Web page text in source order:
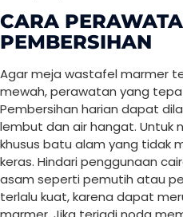
CARA
PEMBERSIHAN
Agar meja wastafel marmer
mewah, perawatan yang
Pembersihan harian dapat
lembut dan air hangat. Untuk
khusus batu alam yang tidak
keras. Hindari penggunaan
asam seperti pemutih atau
terlalu kuat, karena dapat